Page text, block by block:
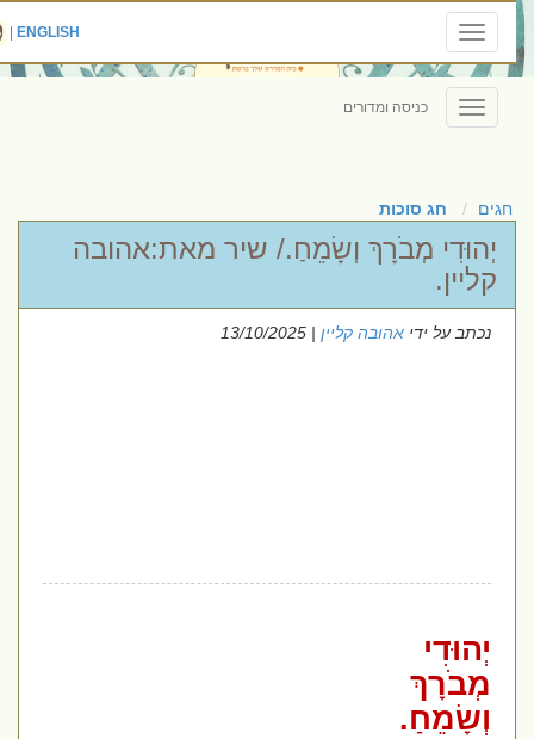
Toggle
navigation
ENGLISH
|
Toggle
navigation
כניסה ומדורים
חגים חג סוכות
יְהוּדִי מְבֹרָךְ וְשָׂמֵחַ./ שיר מאת:אהובה
קליין.
נכתב על ידיאהובה קליין| 13/10/2025
יְהוּדִי
מְבֹרָךְ
וְשָׂמֵחַ.